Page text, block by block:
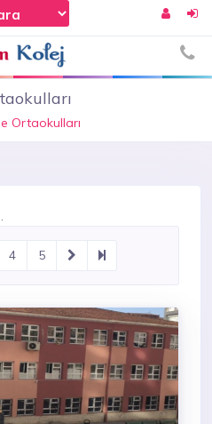
Ortaokulları
4 5